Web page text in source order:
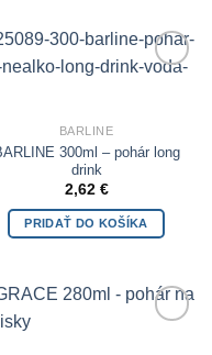
BARLINE
300ml – pohár long
drink
2,62 €
PRIDAŤ DO KOŠÍKA